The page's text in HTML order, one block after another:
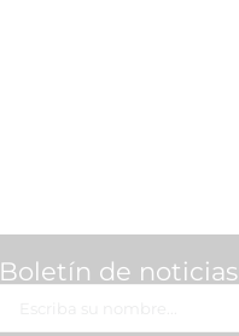
Boletín de noticias